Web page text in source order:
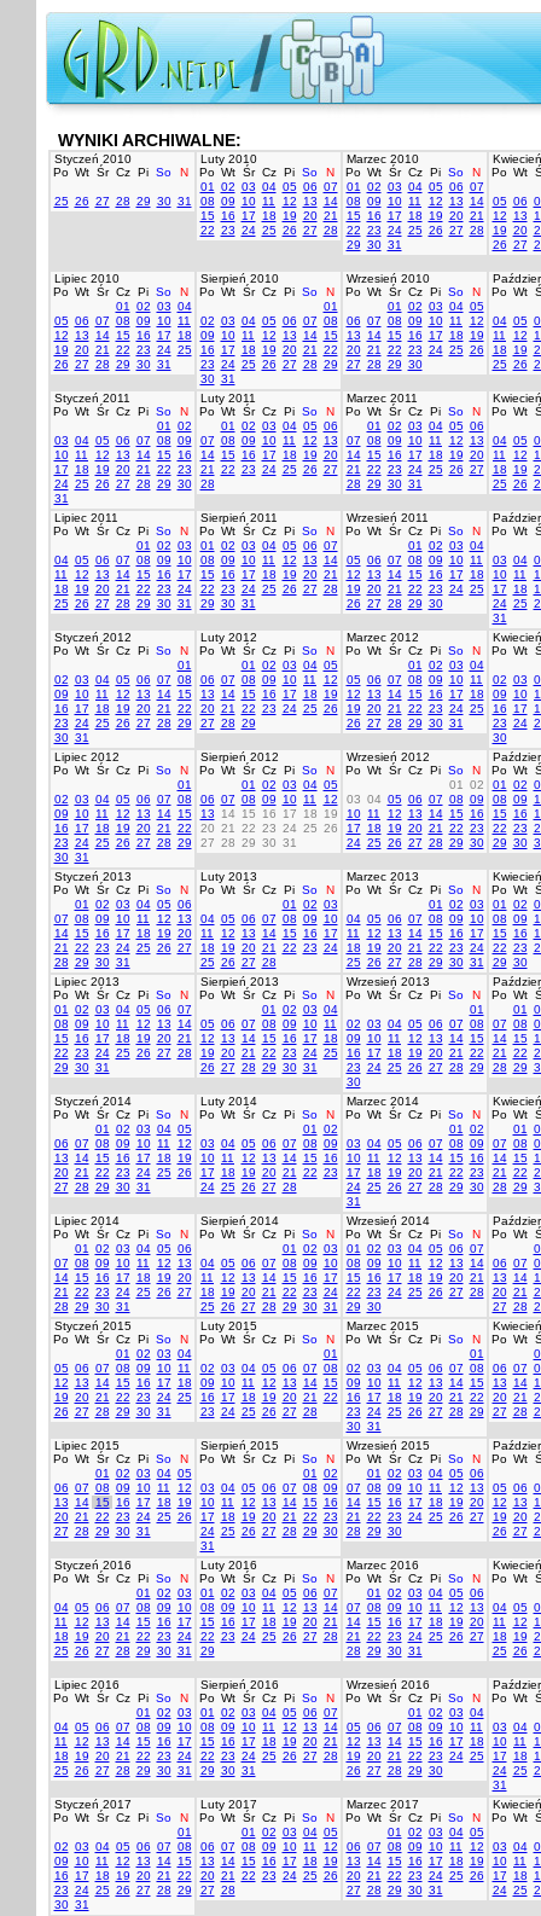
WYNIKI ARCHIWALNE:
Styczeń 2010
Po Wt Śr Cz Pi So N
25 26 27 28 29 30 31
Luty 2010
Po Wt Śr Cz Pi So
N
01
02 03 04 05 06 07
08 09 10 11 12 13
14
15 16 17 18 19 20 21
22 23 24 25 26 27 28
Marzec 2010
Po Wt Śr Cz Pi So
N
01
02 03 04 05 06 07
08 09 10 11 12 13
14
15 16 17 18 19 20 21
22 23 24 25 26 27 28
29 30 31
Po Wt
05 06
12
13
19 20
26 27
Lipiec 2010
Po Wt Śr Cz Pi So
N
01
02 03 04
05 06 07 08 09 10 11
12
13 14 15 16 17
18
19 20 21 22 23 24 25
26 27 28 29 30 31
Sierpień 2010
Po Wt Śr Cz Pi So
N
01
02 03 04 05 06 07 08
09
10 11 12 13 14 15
16
17 18 19 20 21
22
23 24 25 26 27 28 29
30 31
Wrzesień 2010
Po Wt Śr Cz Pi So
N
01
02 03 04 05
06 07 08 09 10 11
12
13
14 15 16 17 18
19
20 21 22 23 24 25 26
27 28 29 30
Po Wt
04 05
11
12
18
19
25 26
Styczeń 2011
Po Wt Śr Cz Pi So
N
01
02
03 04 05 06 07 08 09
10 11 12 13 14 15 16
17
18 19 20 21 22 23
24 25 26 27 28 29 30
31
Luty 2011
Po Wt Śr Cz Pi So
N
01
02 03 04 05 06
07 08 09 10 11 12
13
14 15 16 17 18 19 20
21
22 23 24 25 26 27
28
Marzec 2011
Po Wt Śr Cz Pi So
N
01
02 03 04 05 06
07 08 09 10 11 12
13
14 15 16 17 18 19 20
21
22 23 24 25 26 27
28 29 30 31
Po Wt
04 05
11
12
18
19
25 26
Lipiec 2011
Po Wt Śr Cz Pi So
N
01
02 03
04 05 06 07 08 09
10
11
12 13 14 15 16
17
18
19 20 21 22 23 24
25 26 27 28 29 30 31
Sierpień 2011
Po Wt Śr Cz Pi So
N
01
02 03 04 05 06 07
08 09 10 11 12 13
14
15 16 17 18 19 20 21
22 23 24 25 26 27 28
29 30 31
Wrzesień 2011
Po Wt Śr Cz Pi So
N
01
02 03 04
05 06 07 08 09 10 11
12
13 14 15 16 17
18
19 20 21 22 23 24 25
26 27 28 29 30
Po Wt
03 04
10 11
17
18
24 25
31
Styczeń 2012
Po Wt Śr Cz Pi So
N
01
02 03 04 05 06 07 08
09
10 11 12 13 14 15
16
17 18 19 20 21
22
23 24 25 26 27 28 29
30 31
Luty 2012
Po Wt Śr Cz Pi So
N
01
02 03 04 05
06 07 08 09 10 11
12
13
14 15 16 17 18
19
20 21 22 23 24 25 26
27 28 29
Marzec 2012
Po Wt Śr Cz Pi So
N
01
02 03 04
05 06 07 08 09 10 11
12
13 14 15 16 17
18
19 20 21 22 23 24 25
26 27 28 29 30 31
Po Wt
02 03
09
10
16
17
23 24
30
Lipiec 2012
Po Wt Śr Cz Pi So
N
01
02 03 04 05 06 07 08
09
10 11 12 13 14 15
16
17 18 19 20 21
22
23 24 25 26 27 28 29
30 31
Sierpień 2012
Po Wt Śr Cz Pi So
N
01
02 03 04 05
06 07 08 09 10 11
12
13
14 15 16 17 18
19
20 21 22 23 24 25 26
27 28 29 30 31
Wrzesień 2012
Po Wt Śr Cz Pi So
N
01
02
03 04 05 06 07 08 09
10 11 12 13 14 15 16
17
18 19 20 21 22 23
24 25 26 27 28 29 30
Po Wt
01
02
08 09
15 16
22 23
29 30
Styczeń 2013
Po Wt Śr Cz Pi So
N
01
02 03 04 05 06
07 08 09 10 11 12
13
14 15 16 17 18 19 20
21
22 23 24 25 26 27
28 29 30 31
Luty 2013
Po Wt Śr Cz Pi So
N
01
02 03
04 05 06 07 08 09
10
11
12 13 14 15 16
17
18
19 20 21 22 23 24
25 26 27 28
Marzec 2013
Po Wt Śr Cz Pi So
N
01
02 03
04 05 06 07 08 09
10
11
12 13 14 15 16
17
18
19 20 21 22 23 24
25 26 27 28 29 30 31
Po Wt
01
02
08 09
15 16
22 23
29 30
Lipiec 2013
Po Wt Śr Cz Pi So
N
01
02 03 04 05 06 07
08 09 10 11 12 13
14
15 16 17 18 19 20 21
22 23 24 25 26 27 28
29 30 31
Sierpień 2013
Po Wt Śr Cz Pi So
N
01
02 03 04
05 06 07 08 09 10 11
12
13 14 15 16 17
18
19 20 21 22 23 24 25
26 27 28 29 30 31
Wrzesień 2013
Po Wt Śr Cz Pi So
N
01
02 03 04 05 06 07 08
09
10 11 12 13 14 15
16
17 18 19 20 21
22
23 24 25 26 27 28 29
30
Po Wt
01
07 08
14 15
21
22
28 29
Styczeń 2014
Po Wt Śr Cz Pi So
N
01
02 03 04 05
06 07 08 09 10 11
12
13
14 15 16 17 18
19
20 21 22 23 24 25 26
27 28 29 30 31
Luty 2014
Po Wt Śr Cz Pi So
N
01
02
03 04 05 06 07 08 09
10 11 12 13 14 15 16
17
18 19 20 21 22 23
24 25 26 27 28
Marzec 2014
Po Wt Śr Cz Pi So
N
01
02
03 04 05 06 07 08 09
10 11 12 13 14 15 16
17
18 19 20 21 22 23
24 25 26 27 28 29 30
31
Po Wt
01
07 08
14 15
21
22
28 29
Lipiec 2014
Po Wt Śr Cz Pi So
N
01
02 03 04 05 06
07 08 09 10 11 12
13
14 15 16 17 18 19 20
21
22 23 24 25 26 27
28 29 30 31
Sierpień 2014
Po Wt Śr Cz Pi So
N
01
02 03
04 05 06 07 08 09
10
11
12 13 14 15 16
17
18
19 20 21 22 23 24
25 26 27 28 29 30 31
Wrzesień 2014
Po Wt Śr Cz Pi So
N
01
02 03 04 05 06 07
08 09 10 11 12 13
14
15 16 17 18 19 20 21
22 23 24 25 26 27 28
29 30
Po Wt
06 07
13
14
20 21
27 28
Styczeń 2015
Po Wt Śr Cz Pi So
N
01
02 03 04
05 06 07 08 09 10 11
12
13 14 15 16 17
18
19 20 21 22 23 24 25
26 27 28 29 30 31
Luty 2015
Po Wt Śr Cz Pi So
N
01
02 03 04 05 06 07 08
09
10 11 12 13 14 15
16
17 18 19 20 21
22
23 24 25 26 27 28
Marzec 2015
Po Wt Śr Cz Pi So
N
01
02 03 04 05 06 07 08
09
10 11 12 13 14 15
16
17 18 19 20 21
22
23 24 25 26 27 28 29
30 31
Po Wt
06 07
13
14
20 21
27 28
Lipiec 2015
Po Wt Śr Cz Pi So
N
01
02 03 04 05
06 07 08 09 10 11
12
13
14 15 16 17 18
19
20 21 22 23 24 25 26
27 28 29 30 31
Sierpień 2015
Po Wt Śr Cz Pi So
N
01
02
03 04 05 06 07 08 09
10 11 12 13 14 15 16
17
18 19 20 21 22 23
24 25 26 27 28 29 30
31
Wrzesień 2015
Po Wt Śr Cz Pi So
N
01
02 03 04 05 06
07 08 09 10 11 12
13
14 15 16 17 18 19 20
21
22 23 24 25 26 27
28 29 30
Po Wt
05 06
12
13
19 20
26 27
Styczeń 2016
Po Wt Śr Cz Pi So
N
01
02 03
04 05 06 07 08 09
10
11
12 13 14 15 16
17
18
19 20 21 22 23 24
25 26 27 28 29 30 31
Luty 2016
Po Wt Śr Cz Pi So
N
01
02 03 04 05 06 07
08 09 10 11 12 13
14
15 16 17 18 19 20 21
22 23 24 25 26 27 28
29
Marzec 2016
Po Wt Śr Cz Pi So
N
01
02 03 04 05 06
07 08 09 10 11 12
13
14 15 16 17 18 19 20
21
22 23 24 25 26 27
28 29 30 31
Po Wt
04 05
11
12
18
19
25 26
Lipiec 2016
Po Wt Śr Cz Pi So
N
01
02 03
04 05 06 07 08 09
10
11
12 13 14 15 16
17
18
19 20 21 22 23 24
25 26 27 28 29 30 31
Sierpień 2016
Po Wt Śr Cz Pi So
N
01
02 03 04 05 06 07
08 09 10 11 12 13
14
15 16 17 18 19 20 21
22 23 24 25 26 27 28
29 30 31
Wrzesień 2016
Po Wt Śr Cz Pi So
N
01
02 03 04
05 06 07 08 09 10 11
12
13 14 15 16 17
18
19 20 21 22 23 24 25
26 27 28 29 30
Po Wt
03 04
10 11
17
18
24 25
31
Styczeń 2017
Po Wt Śr Cz Pi So
N
01
02 03 04 05 06 07 08
09
10 11 12 13 14 15
16
17 18 19 20 21
22
23 24 25 26 27 28 29
30 31
Luty 2017
Po Wt Śr Cz Pi So
N
01
02 03 04 05
06 07 08 09 10 11
12
13
14 15 16 17 18
19
20 21 22 23 24 25 26
27 28
Marzec 2017
Po Wt Śr Cz Pi So
N
01
02 03 04 05
06 07 08 09 10 11
12
13
14 15 16 17 18
19
20 21 22 23 24 25 26
27 28 29 30 31
Po Wt
03 04
10 11
17
18
24 25